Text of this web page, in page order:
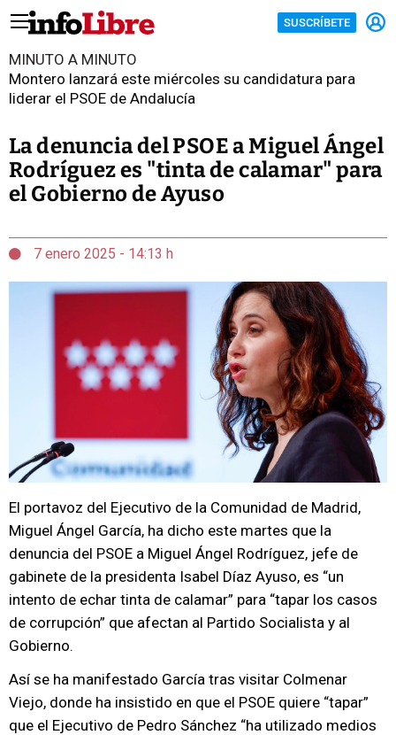
SUSCRÍBETE
MINUTO A MINUTO
Montero lanzará este miércoles su candidatura para
liderar el PSOE de Andalucía
La denuncia del PSOE a Miguel Ángel
Rodríguez es "tinta de calamar" para
el Gobierno de Ayuso
7 enero 2025 - 14:13 h
El portavoz del Ejecutivo de la Comunidad de Madrid,
Miguel Ángel García, ha dicho este martes que la
denuncia del PSOE a Miguel Ángel Rodríguez, jefe de
gabinete de la presidenta Isabel Díaz Ayuso, es “un
intento de echar tinta de calamar” para “tapar los casos
de corrupción” que afectan al Partido Socialista y al
Gobierno.
Así se ha manifestado García tras visitar Colmenar
Viejo, donde ha insistido en que el PSOE quiere “tapar”
que el Ejecutivo de Pedro Sánchez “ha utilizado medios